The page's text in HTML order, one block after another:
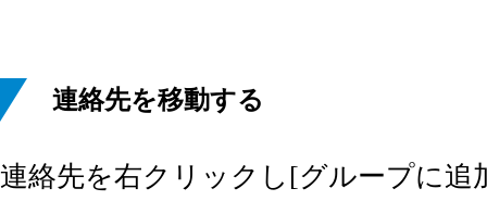
連絡先を移動する
連絡先を右クリックし[グループに